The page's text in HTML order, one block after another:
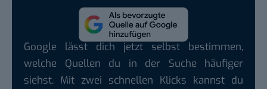
Google lässt dich jetzt selbst bestimmen,
welche Quellen du in der Suche häufiger
siehst. Mit zwei schnellen Klicks kannst du